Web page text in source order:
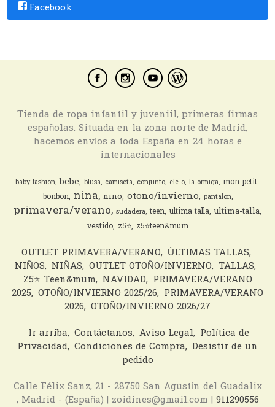
Facebook
Tienda de ropa infantil y juveniil, primeras firmas
españolas. Situada en la zona norte de Madrid,
hacemos envíos a toda España en 24 horas e
internacionales
baby-fashion bebe blusa camiseta conjunto ele-o la-ormiga mon-petit-
bonbon nina nino otono/invierno pantalon
primavera/verano sudadera teen ultima talla ultima-talla
vestido z5⭐️ z5⭐️teen&mum
OUTLET PRIMAVERA/VERANO ÚLTIMAS TALLAS
NIÑOS NIÑAS OUTLET OTOÑO/INVIERNO TALLAS
Z5⭐️ Teen&mum NAVIDAD PRIMAVERA/VERANO
2025 OTOÑO/INVIERNO 2025/26 PRIMAVERA/VERANO
2026 OTOÑO/INVIERNO 2026/27
Ir arriba Contáctanos Aviso Legal Política de
Privacidad Condiciones de Compra Desistir de un
pedido
Calle Félix Sanz, 21 - 28750 San Agustín del Guadalix
, Madrid - (España) | zoidines@gmail.com | 911290556